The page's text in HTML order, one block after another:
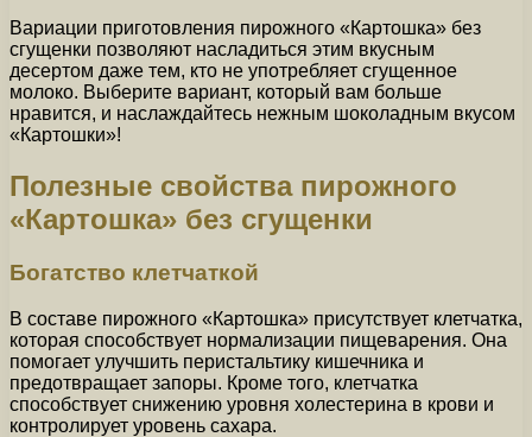
Вариации приготовления пирожного «Картошка» без
сгущенки позволяют насладиться этим вкусным
десертом даже тем, кто не употребляет сгущенное
молоко. Выберите вариант, который вам больше
нравится, и наслаждайтесь нежным шоколадным вкусом
«Картошки»!
Полезные свойства пирожного
«Картошка» без сгущенки
Богатство клетчаткой
В составе пирожного «Картошка» присутствует клетчатка,
которая способствует нормализации пищеварения. Она
помогает улучшить перистальтику кишечника и
предотвращает запоры. Кроме того, клетчатка
способствует снижению уровня холестерина в крови и
контролирует уровень сахара.